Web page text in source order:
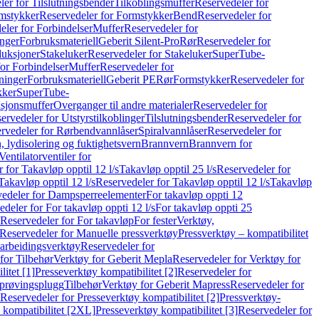
for TilslutningsbenderTilkoblingsmufferReservedeler for
Reservedeler for FormstykkerBendReservedeler for
for ForbindelserMufferReservedeler for
ForbruksmateriellGeberit Silent-ProRørReservedeler for
StakelukerReservedeler for StakelukerSuperTube-
ForbindelserMufferReservedeler for
ForbruksmateriellGeberit PERørFormstykkerReservedeler for
SuperTube-
Overganger til andre materialerReservedeler for
for UtstyrstilkoblingerTilslutningsbenderReservedeler for
for RørbendvannlåserSpiralvannlåserReservedeler for
lydisolering og fuktighetsvernBrannvernBrannvern for
for
for Takavløp opptil 12 l/sTakavløp opptil 25 l/sReservedeler for
opptil 12 l/sReservedeler for Takavløp opptil 12 l/sTakavløp
for DampsperreelementerFor takavløp oppti 12
for For takavløp oppti 12 l/sFor takavløp oppti 25
Reservedeler for For takavløpFor festerVerktøy,
Reservedeler for Manuelle pressverktøyPressverktøy – kompatibilitet
Reservedeler for
TilbehørVerktøy for Geberit MeplaReservedeler for Verktøy for
[1]Presseverktøy kompatibilitet [2]Reservedeler for
TilbehørVerktøy for Geberit MapressReservedeler for
Reservedeler for Presseverktøy kompatibilitet [2]Pressverktøy-
kompatibilitet [2XL]Presseverktøy kompatibilitet [3]Reservedeler for